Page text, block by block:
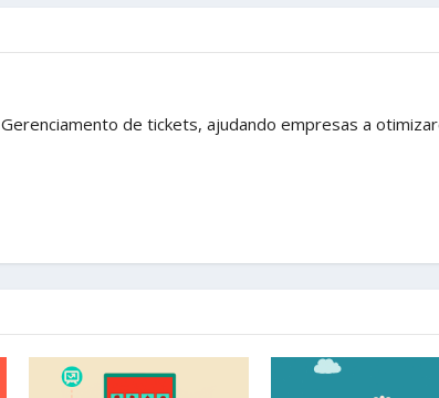
de tickets, ajudando empresas a